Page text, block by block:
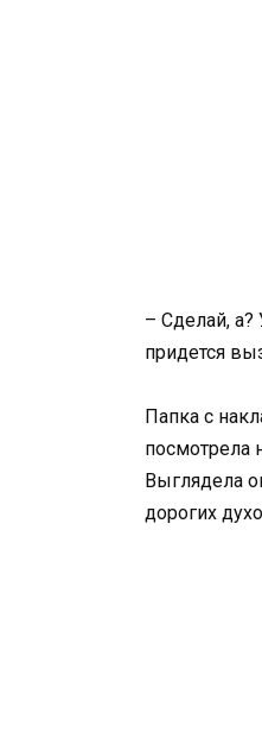
– Сделай, а?
придется
Папка с
посмотрела
Выглядела
дорогих